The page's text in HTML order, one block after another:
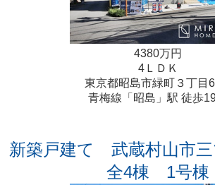
4380万円
4ＬＤＫ
東京都昭島市緑町３丁目
青梅線「昭島」駅 徒歩
新築戸建て 武蔵村山市
全4棟 1号棟